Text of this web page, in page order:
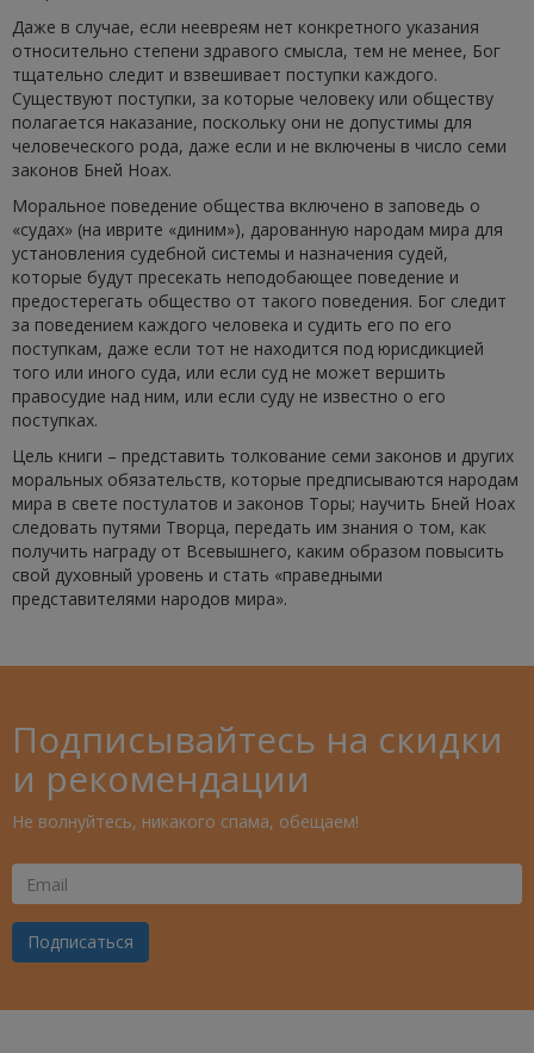
Даже в случае, если неевреям нет конкретного указания
относительно степени здравого смысла, тем не менее, Бог
тщательно следит и взвешивает поступки каждого.
Существуют поступки, за которые человеку или обществу
полагается наказание, поскольку они не допустимы для
человеческого рода, даже если и не включены в число семи
законов Бней Ноах.
Моральное поведение общества включено в заповедь о
«судах» (на иврите «диним»), дарованную народам мира для
установления судебной системы и назначения судей,
которые будут пресекать неподобающее поведение и
предостерегать общество от такого поведения. Бог следит
за поведением каждого человека и судить его по его
поступкам, даже если тот не находится под юрисдикцией
того или иного суда, или если суд не может вершить
правосудие над ним, или если суду не известно о его
поступках.
Цель книги – представить толкование семи законов и других
моральных обязательств, которые предписываются народам
мира в свете постулатов и законов Торы; научить Бней Ноах
следовать путями Творца, передать им знания о том, как
получить награду от Всевышнего, каким образом повысить
свой духовный уровень и стать «праведными
представителями народов мира».
Подписывайтесь на скидки
и рекомендации
Не волнуйтесь, никакого спама, обещаем!
Ваш
Email
Подписаться